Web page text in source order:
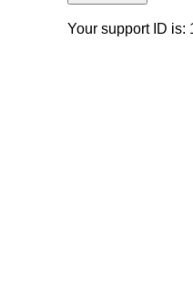
Your support ID is: